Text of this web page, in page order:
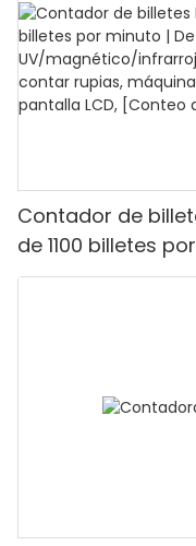
restaurantes.
Contador de
de 1100 billetes
UV/magnético/